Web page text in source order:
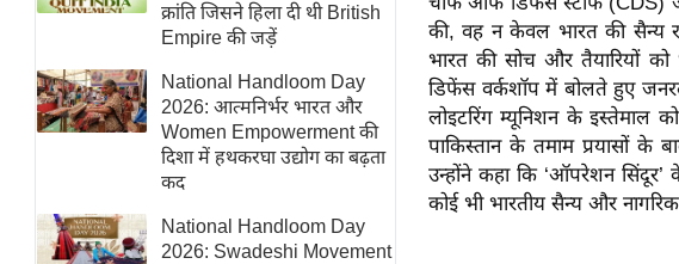
मनोरंजन जगत
बॉलीवुड
हॉलीवुड
फिल्म समीक्षा
Breaking
News
लाइफस्टाइल
क्रांति जिसने हिला दी थी British
Empire की जड़ें
National Handloom Day
2026: आत्मनिर्भर भारत और
Women Empowerment की
दिशा में हथकरघा उद्योग का बढ़ता
कद
National Handloom Day
2026: Swadeshi Movement
की, वह न केवल भारत की सैन्य
भारत की सोच और तैयारियों
डिफेंस वर्कशॉप में बोलते हुए जनरल
लोइटरिंग म्यूनिशन के इस्तेमाल
पाकिस्तान के तमाम प्रयासों के
उन्होंने कहा कि ‘ऑपरेशन सिंदूर’
कोई भी भारतीय सैन्य और